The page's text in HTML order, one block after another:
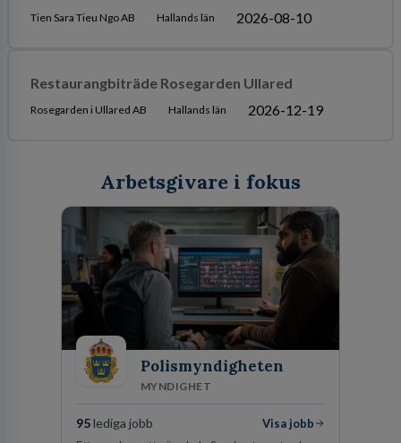
Tien Sara Tieu Ngo AB Hallands län 2026-08-10
Restaurangbiträde Rosegarden Ullared
Rosegarden i Ullared AB Hallands län 2026-12-19
Arbetsgivare i fokus
Polismyndigheten
MYNDIGHET
95lediga jobb
Visa jobb